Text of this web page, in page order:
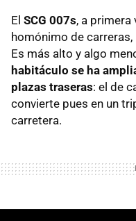
El SCG 007s, a primera
homónimo de
Es más alto y algo
habitáculo se ha
plazas traseras: el de
convierte pues en un
carretera.